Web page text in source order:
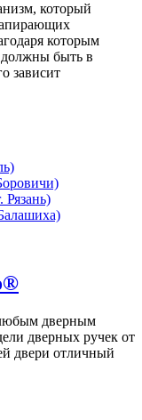
который
которым
должны быть в
зависит
дверным
дверных ручек от
двери отличный